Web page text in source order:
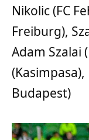
Nikolic (FC
Freiburg),
Adam Szalai
Budapest)